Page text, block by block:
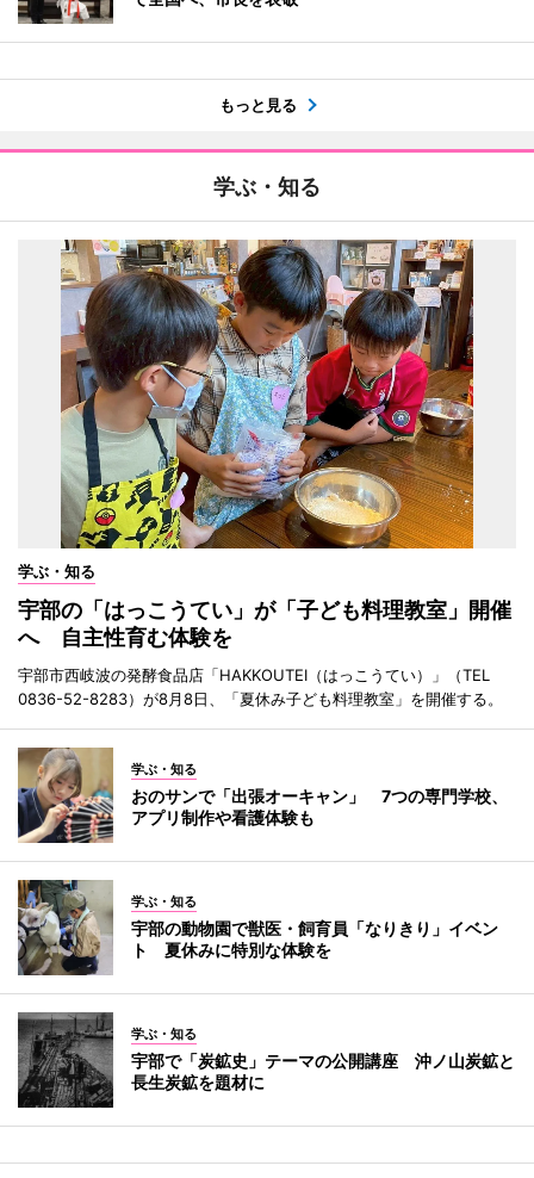
もっと見る
学ぶ・知る
学ぶ・知る
宇部の「はっこうてい」が「子ども料理教室」開催
へ 自主性育む体験を
宇部市西岐波の発酵食品店「HAKKOUTEI（はっこうてい）」（TEL
0836-52-8283）が8月8日、「夏休み子ども料理教室」を開催する。
学ぶ・知る
おのサンで「出張オーキャン」 7つの専門学校、
アプリ制作や看護体験も
学ぶ・知る
宇部の動物園で獣医・飼育員「なりきり」イベン
ト 夏休みに特別な体験を
学ぶ・知る
宇部で「炭鉱史」テーマの公開講座 沖ノ山炭鉱と
長生炭鉱を題材に